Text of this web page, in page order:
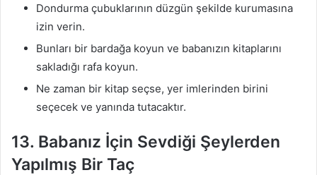
Dondurma çubuklarının düzgün şekilde kurumasına
izin verin.
Bunları bir bardağa koyun ve babanızın kitaplarını
sakladığı rafa koyun.
Ne zaman bir kitap seçse, yer imlerinden birini
seçecek ve yanında tutacaktır.
13. Babanız İçin Sevdiği Şeylerden
Yapılmış Bir Taç